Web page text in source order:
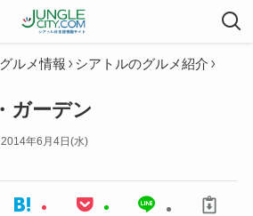
ルメ情報 シアトルのグルメ紹介
ガーデン
2014年6月4日(水)